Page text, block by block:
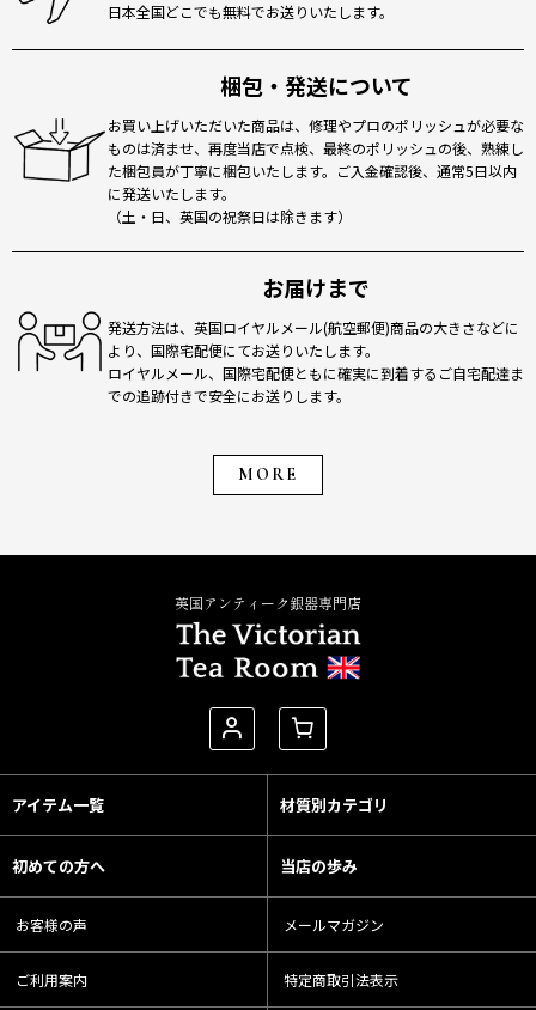
日本全国どこでも無料でお送りいたします。
梱包・発送について
お買い上げいただいた商品は、修理やプロのポリッシュが必要な
ものは済ませ、再度当店で点検、最終のポリッシュの後、熟練し
た梱包員が丁寧に梱包いたします。ご入金確認後、通常5日以内
に発送いたします。
（土・日、英国の祝祭日は除きます）
お届けまで
発送方法は、英国ロイヤルメール(航空郵便)商品の大きさなどに
より、国際宅配便にてお送りいたします。
ロイヤルメール、国際宅配便ともに確実に到着するご自宅配達ま
での追跡付きで安全にお送りします。
MORE
英国アンティーク銀器専門店
アイテム一覧 材質別カテゴリ
初めての方へ 当店の歩み
お客様の声 メールマガジン
ご利用案内 特定商取引法表示